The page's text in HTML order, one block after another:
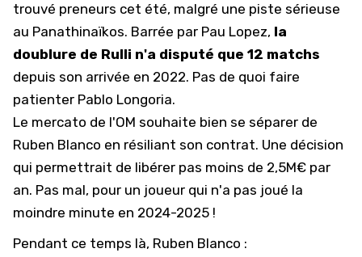
trouvé preneurs cet été, malgré une piste sérieuse
au Panathinaïkos. Barrée par Pau Lopez, la
doublure de Rulli n'a disputé que 12 matchs
depuis son arrivée en 2022. Pas de quoi faire
patienter Pablo Longoria.
Le mercato de l'OM souhaite bien se séparer de
Ruben Blanco en résiliant son contrat. Une décision
qui permettrait de libérer pas moins de 2,5M€ par
an. Pas mal, pour un joueur qui n'a pas joué la
moindre minute en 2024-2025 !
Pendant ce temps là, Ruben Blanco :